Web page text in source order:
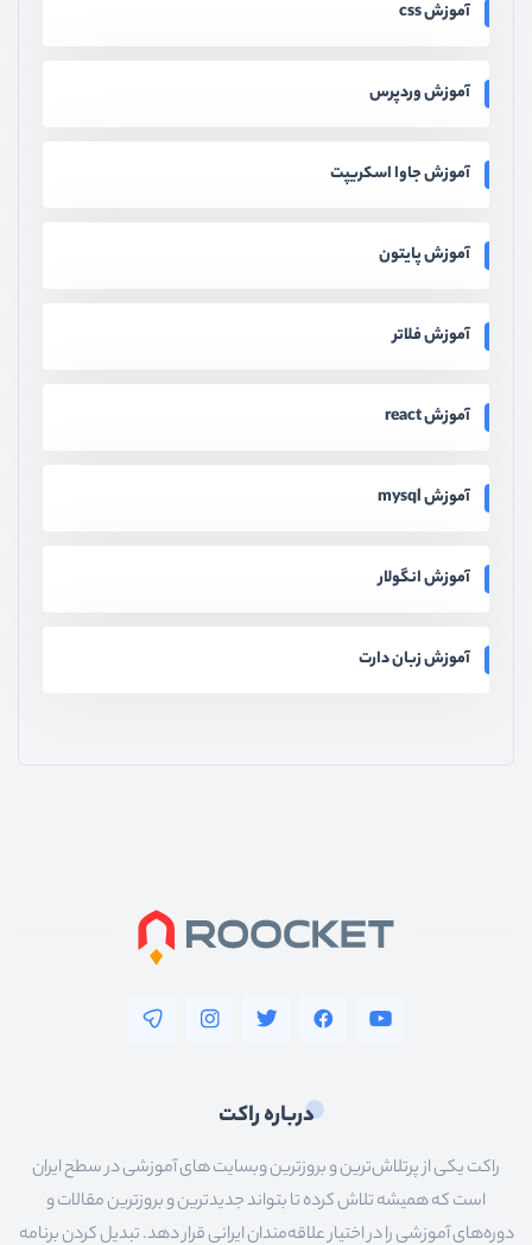
آموزش css
آموزش وردپرس
آموزش جاوا اسکریپت
آموزش پایتون
آموزش فلاتر
آموزش react
آموزش mysql
آموزش انگولار
آموزش زبان دارت
درباره راکت
راکت یکی از پرتلاش‌ترین و بروزترین وبسایت های آموزشی در سطح ایران
است که همیشه تلاش کرده تا بتواند جدیدترین و بروزترین مقالات و
دوره‌های آموزشی را در اختیار علاقه‌مندان ایرانی قرار دهد. تبدیل کردن برنامه